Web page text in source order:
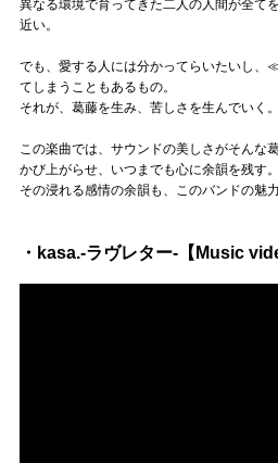
異なる環境で育ってきた二人の人間が全て
近い。
でも、愛する人には分かってらいたいし
てしまうこともあるもの。
それが、葛藤を生み、苦しさを生んでいく。
この楽曲では、サウンドの美しさがそんな
かび上がらせ、いつまでも心に余韻を残す。
その浸れる感情の余韻も、このバンドの魅
・kasa.-ラヴレター-【Music